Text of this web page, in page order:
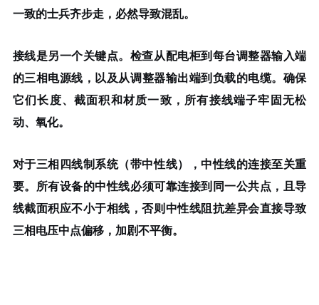
一致的士兵齐步走，必然导致混乱。
接线是另一个关键点。检查从配电柜到每台调整器输入端
的三相电源线 ，以及从调整器输出端到负载的电缆。确保
它们长度、截面积和材质一致 ，所有接线端子牢固无松
动、氧化。
对于三相四线制系统（带中性线），中性线的连接至关重
要。所有设备的中性线必须可靠连接到同一公共点，且导
线截面积应不小于相线，否则中性线阻抗差异会直接导致
三相电压中点偏移，加剧不平衡。